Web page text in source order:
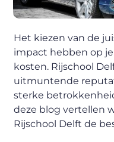
Het kiezen van de
impact hebben op
kosten. Rijschool
uitmuntende
sterke
deze blog vertellen
Rijschool Delft de